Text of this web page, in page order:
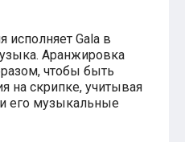
исполняет Gala в
Аранжировка
чтобы быть
на скрипке, учитывая
его музыкальные